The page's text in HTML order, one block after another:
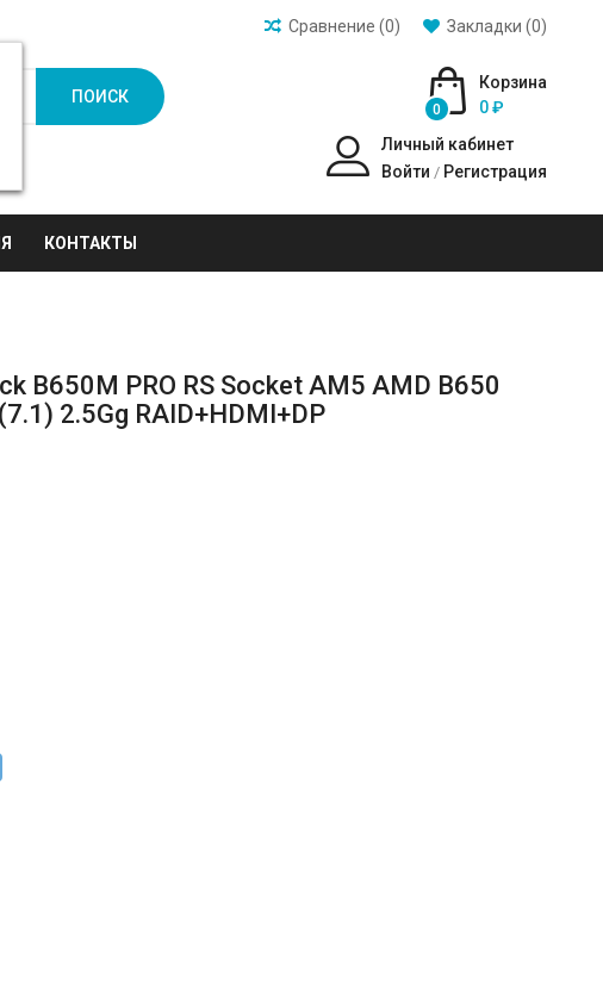
Закладки (0)
Сравнение (0)
ПОИСК
Корзина
0
0 ₽
Личный кабинет
Войти / Регистрация
КОНТАКТЫ
B650M PRO RS Socket AM5 AMD B650
2.5Gg RAID+HDMI+DP